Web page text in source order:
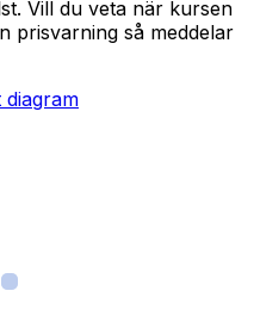
Vill du veta när kursen
prisvarning så meddelar
diagram